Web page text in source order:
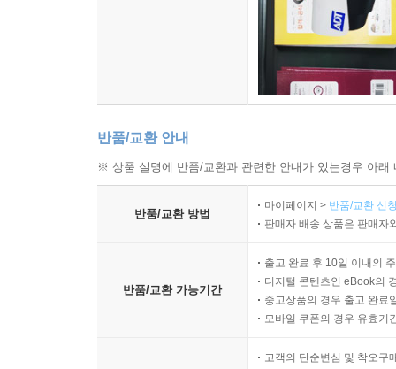
반품/교환 안내
※ 상품 설명에 반품/교환과 관련한 안내가 있는경우 아
반품/교환 방법
마이페이지 > 반품/교환 신
판매자 배송 상품은 판매자
반품/교환 가능기간
출고 완료 후 10일 이내의
디지털 콘텐츠인 eBook의
중고상품의 경우 출고 완료
모바일 쿠폰의 경우 유효기
고객의 단순변심 및 착오구